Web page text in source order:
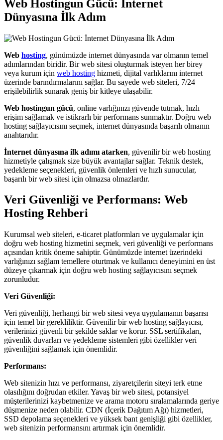
Web Hostingun Gücü: İnternet
Dünyasına İlk Adım
Web hosting, günümüzde internet dünyasında var olmanın temel
adımlarından biridir. Bir web sitesi oluşturmak isteyen her birey
veya kurum için web hosting hizmeti, dijital varlıklarını internet
üzerinde barındırmalarını sağlar. Bu sayede web siteleri, 7/24
erişilebilirlik sunarak geniş bir kitleye ulaşabilir.
Web hostingun gücü, online varlığınızı güvende tutmak, hızlı
erişim sağlamak ve istikrarlı bir performans sunmaktır. Doğru web
hosting sağlayıcısını seçmek, internet dünyasında başarılı olmanın
anahtarıdır.
İnternet dünyasına ilk adımı atarken, güvenilir bir web hosting
hizmetiyle çalışmak size büyük avantajlar sağlar. Teknik destek,
yedekleme seçenekleri, güvenlik önlemleri ve hızlı sunucular,
başarılı bir web sitesi için olmazsa olmazlardır.
Veri Güvenliği ve Performans: Web
Hosting Rehberi
Kurumsal web siteleri, e-ticaret platformları ve uygulamalar için
doğru web hosting hizmetini seçmek, veri güvenliği ve performans
açısından kritik öneme sahiptir. Günümüzde internet üzerindeki
varlığınızı sağlam temellere oturtmak ve kullanıcı deneyimini en üst
düzeye çıkarmak için doğru web hosting sağlayıcısını seçmek
zorunludur.
Veri Güvenliği:
Veri güvenliği, herhangi bir web sitesi veya uygulamanın başarısı
için temel bir gerekliliktir. Güvenilir bir web hosting sağlayıcısı,
verilerinizi güvenli bir şekilde saklar ve korur. SSL sertifikaları,
güvenlik duvarları ve yedekleme sistemleri gibi özellikler veri
güvenliğini sağlamak için önemlidir.
Performans:
Web sitenizin hızı ve performansı, ziyaretçilerin siteyi terk etme
olasılığını doğrudan etkiler. Yavaş bir web sitesi, potansiyel
müşterilerinizi kaybetmenize ve arama motoru sıralamalarında geriye
düşmenize neden olabilir. CDN (İçerik Dağıtım Ağı) hizmetleri,
SSD depolama seçenekleri ve yüksek bant genişliği gibi özellikler,
web sitenizin performansını artırmak için önemlidir.